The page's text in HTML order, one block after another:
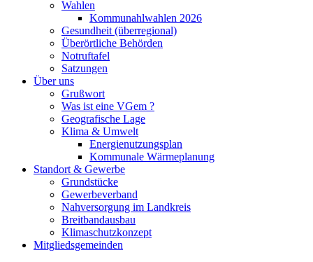
Wahlen
Kommunahlwahlen 2026
Gesundheit (überregional)
Überörtliche Behörden
Notruftafel
Satzungen
Über uns
Grußwort
Was ist eine VGem ?
Geografische Lage
Klima & Umwelt
Energienutzungsplan
Kommunale Wärmeplanung
Standort & Gewerbe
Grundstücke
Gewerbeverband
Nahversorgung im Landkreis
Breitbandausbau
Klimaschutzkonzept
Mitgliedsgemeinden